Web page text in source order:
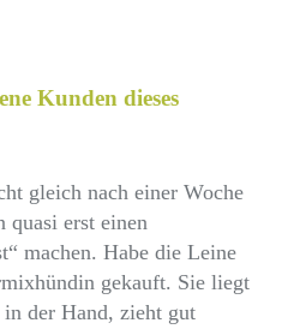
Kunden dieses
gleich nach einer Woche
quasi erst einen
machen. Habe die Leine
gekauft. Sie liegt
der Hand, zieht gut